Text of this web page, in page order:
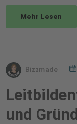
Mehr Lesen
Bizzmade
und